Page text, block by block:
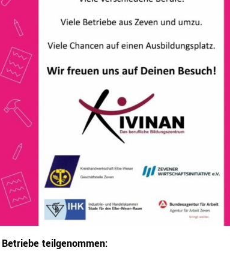
teilgenommen: